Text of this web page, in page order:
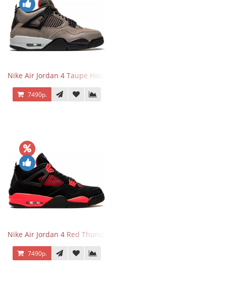
Nike Air Jordan 4 Taupe Haze
7490р.
Nike Air Jordan 4 Red Thunder
7490р.